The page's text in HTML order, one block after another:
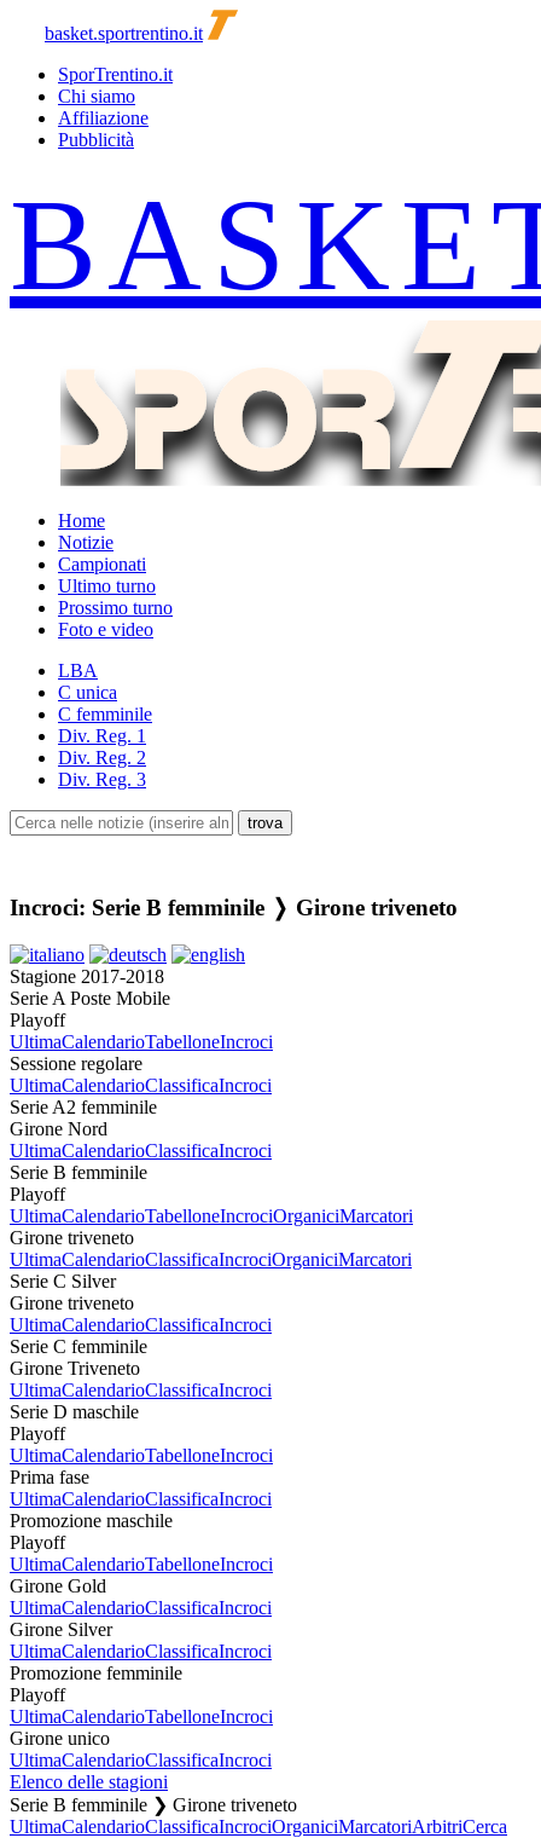
basket.sportrentino.it
SporTrentino.it
Chi siamo
Affiliazione
Pubblicità
Home
Notizie
Campionati
Ultimo turno
Prossimo turno
Foto e video
LBA
C unica
C femminile
Div. Reg. 1
Div. Reg. 2
Div. Reg. 3
Incroci: Serie B femminile ❭ Girone triveneto
Stagione 2017-2018
Serie A Poste Mobile
Playoff
UltimaCalendarioTabelloneIncroci
Sessione regolare
UltimaCalendarioClassificaIncroci
Serie A2 femminile
Girone Nord
UltimaCalendarioClassificaIncroci
Serie B femminile
Playoff
UltimaCalendarioTabelloneIncrociOrganiciMarcatori
Girone triveneto
UltimaCalendarioClassificaIncrociOrganiciMarcatori
Serie C Silver
Girone triveneto
UltimaCalendarioClassificaIncroci
Serie C femminile
Girone Triveneto
UltimaCalendarioClassificaIncroci
Serie D maschile
Playoff
UltimaCalendarioTabelloneIncroci
Prima fase
UltimaCalendarioClassificaIncroci
Promozione maschile
Playoff
UltimaCalendarioTabelloneIncroci
Girone Gold
UltimaCalendarioClassificaIncroci
Girone Silver
UltimaCalendarioClassificaIncroci
Promozione femminile
Playoff
UltimaCalendarioTabelloneIncroci
Girone unico
UltimaCalendarioClassificaIncroci
Elenco delle stagioni
Serie B femminile ❯ Girone triveneto
UltimaCalendarioClassificaIncrociOrganiciMarcatoriArbitriCerca